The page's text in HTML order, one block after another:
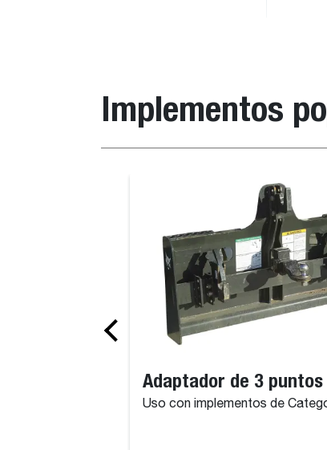
Implementos
Adaptador de 3 puntos
Uso con implementos de